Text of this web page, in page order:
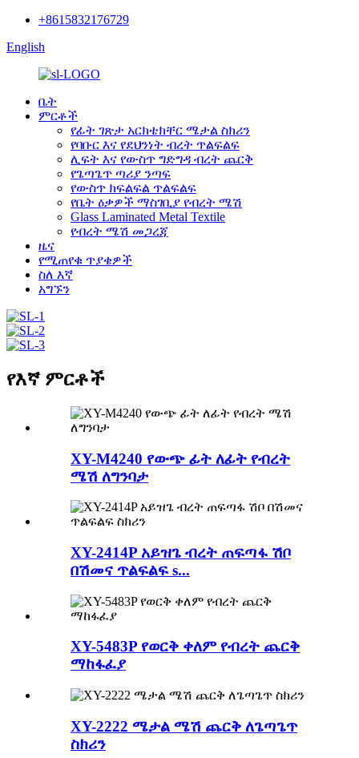
+8615832176729
English
ቤት
ምርቶች
የፊት ገጽታ አርክቴክቸር ሜታል ስክሪን
የባቡር እና የደህንነት ብረት ጥልፍልፍ
ሊፍት እና የውስጥ ግድግዳ ብረት ጨርቅ
የጌጣጌጥ ጣሪያ ንጣፍ
የውስጥ ክፍልፍል ጥልፍልፍ
የቤት ዕቃዎች ማስገቢያ የብረት ሜሽ
Glass Laminated Metal Textile
የብረት ሜሽ መጋረጃ
ዜና
የሚጠየቁ ጥያቄዎች
ስለ እኛ
አግኙን
የእኛ ምርቶች
XY-M4240 የውጭ ፊት ለፊት የብረት
ሜሽ ለግንባታ
XY-2414P አይዝጌ ብረት ጠፍጣፋ ሽቦ
በሽመና ጥልፍልፍ s...
XY-5483P የወርቅ ቀለም የብረት ጨርቅ
ማከፋፈያ
XY-2222 ሜታል ሜሽ ጨርቅ ለጌጣጌጥ
ስክሪን